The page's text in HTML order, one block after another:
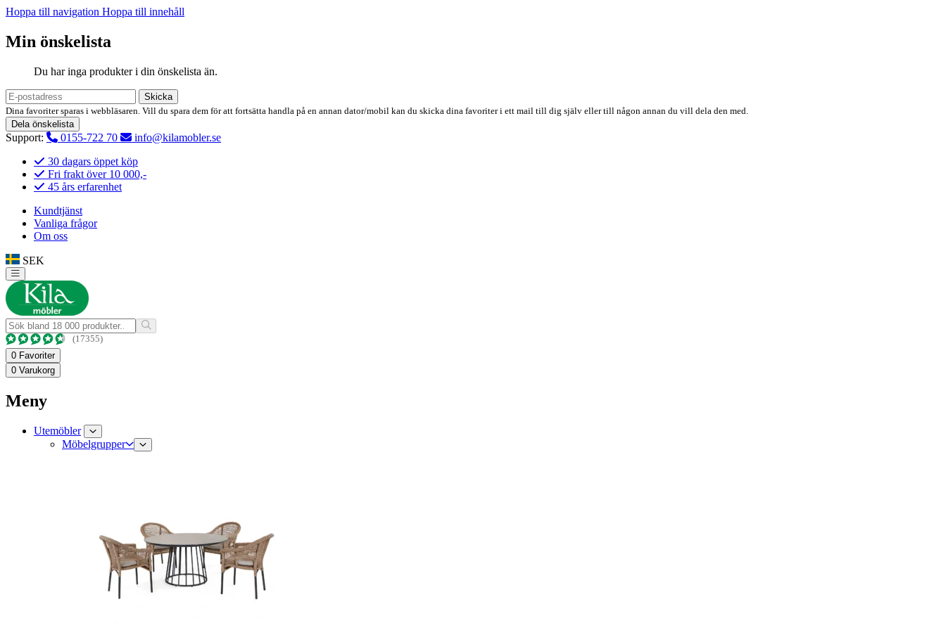
Hoppa till navigation Hoppa till innehåll
Min önskelista
Du har inga produkter i din önskelista än.
Skicka
Dina favoriter sparas i webbläsaren. Vill du spara dem för att fortsätta handla på en annan dator/mobil kan du skicka dina favoriter i ett mail till dig själv eller till någon annan du vill dela den med.
Dela önskelista
Support: 0155-722 70
info@kilamobler.se
30 dagars öppet köp
Fri frakt över 10 000,-
45 års erfarenhet
Kundtjänst
Vanliga frågor
Om oss
SEK
(17355)
0 Favoriter
0 Varukorg
Meny
Utemöbler
Möbelgrupper